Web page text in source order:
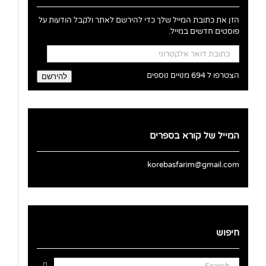
הזן את כתובת המייל שלך כדי להירשם לאתר ולקבל הודעות על
פוסטים חדשים במייל.
כתובת
דואר
אלקטרוני
להירשם הצטרפו ל 694 מנויים נוספים
המייל של קורא בספרים
korebasfarim@gmail.com
חיפוש
Search